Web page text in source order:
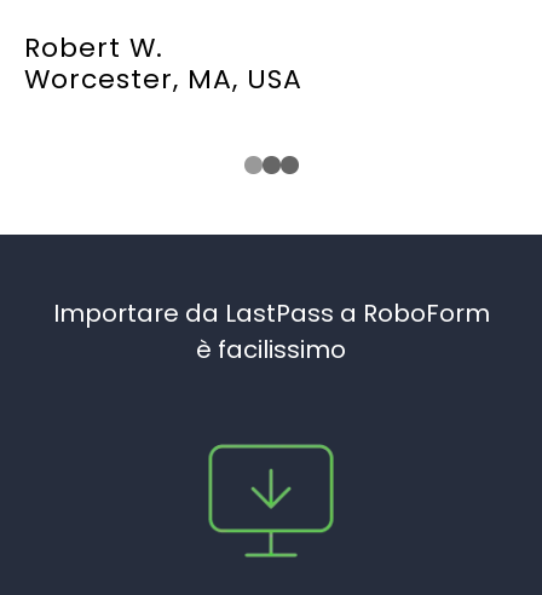
Robert W.
Worcester, MA, USA
Importare da LastPass a RoboForm
è facilissimo